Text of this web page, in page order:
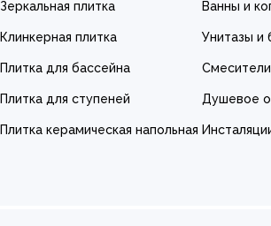
Зеркальная плитка
Клинкерная плитка
Плитка для бассейна
Плитка для ступеней
Плитка керамическая напольная
Ванны и
Унитазы и
Смесители
Душевое